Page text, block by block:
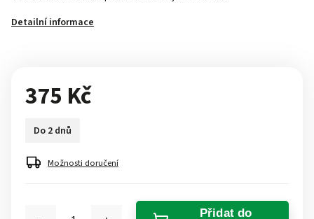
Detailní informace
375 Kč
Do 2 dnů
Možnosti doručení
Přidat do